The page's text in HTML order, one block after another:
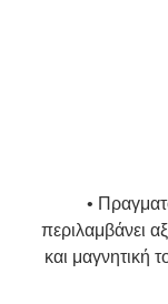
•
περιλαμβάνει
και μαγνητική